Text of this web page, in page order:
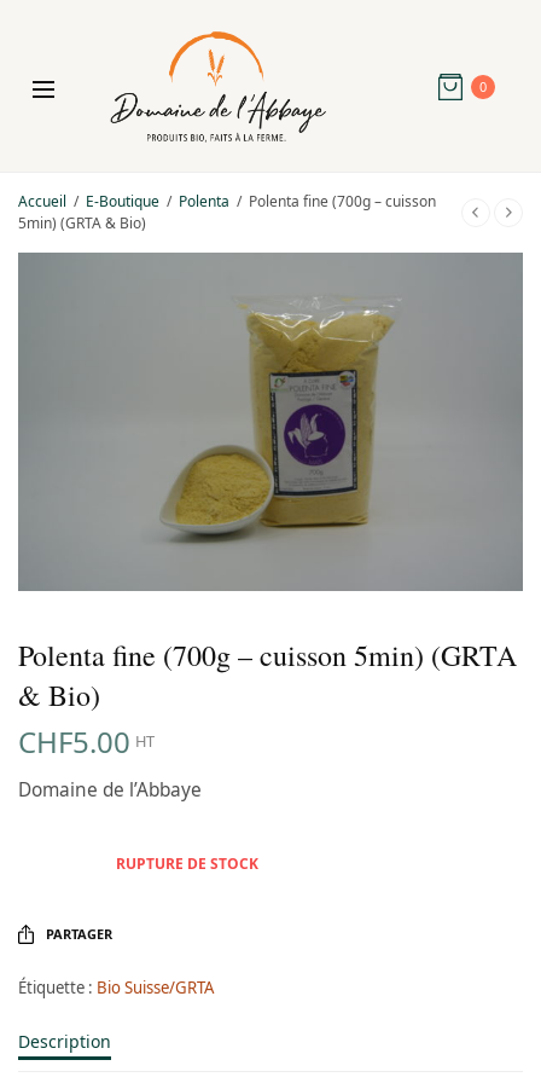
0
Accueil / E-Boutique / Polenta / Polenta fine (700g – cuisson
5min) (GRTA & Bio)
Polenta fine (700g – cuisson 5min) (GRTA
& Bio)
CHF5.00 HT
Domaine de l’Abbaye
RUPTURE DE STOCK
PARTAGER
Étiquette : Bio Suisse/GRTA
Description